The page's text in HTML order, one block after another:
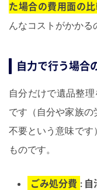
た場合の費用面の
んなコストがかかる
自力で行う場合
自分だけで遺品整
です（自分や家族
不要という意味です
ものです。
ごみ処分費 :